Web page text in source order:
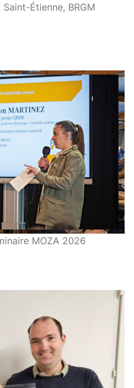
Étienne, BRGM
MOZA 2026